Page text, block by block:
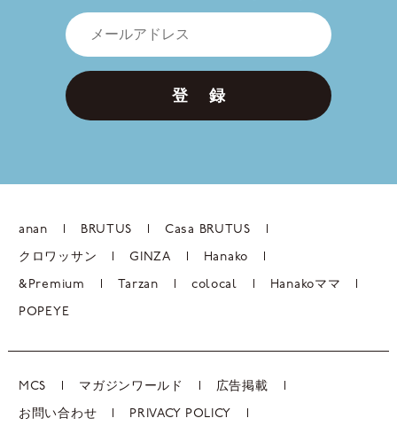
登 録
anan BRUTUS Casa BRUTUS
クロワッサン GINZA Hanako
&Premium Tarzan colocal Hanakoママ
POPEYE
MCS マガジンワールド 広告掲載
お問い合わせ PRIVACY POLICY